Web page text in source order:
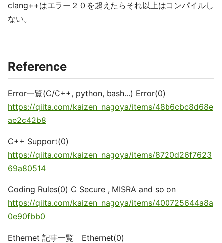
clang++はエラー２０を超えたらそれ以上はコンパイルし
ない。
Reference
Error一覧(C/C++, python, bash...) Error(0)
https://qiita.com/kaizen_nagoya/items/48b6cbc8d68e
ae2c42b8
C++ Support(0)
https://qiita.com/kaizen_nagoya/items/8720d26f7623
69a80514
Coding Rules(0) C Secure , MISRA and so on
https://qiita.com/kaizen_nagoya/items/400725644a8a
0e90fbb0
Ethernet 記事一覧 Ethernet(0)